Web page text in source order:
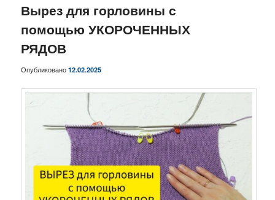
Вырез для горловины с
помощью УКОРОЧЕННЫХ
РЯДОВ
Опубликовано12.02.2025